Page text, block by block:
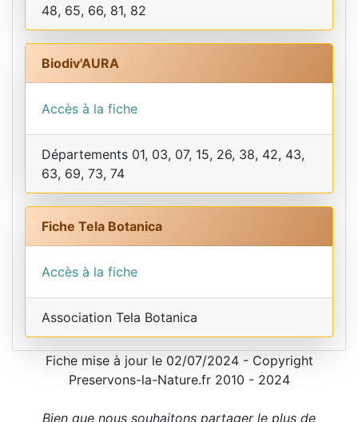
48, 65, 66, 81, 82
Biodiv'AURA
Accès à la fiche
Départements 01, 03, 07, 15, 26, 38, 42, 43,
63, 69, 73, 74
Fiche Tela Botanica
Accès à la fiche
Association Tela Botanica
Fiche mise à jour le 02/07/2024 - Copyright
Preservons-la-Nature.fr 2010 - 2024
Bien que nous souhaitons partager le plus de